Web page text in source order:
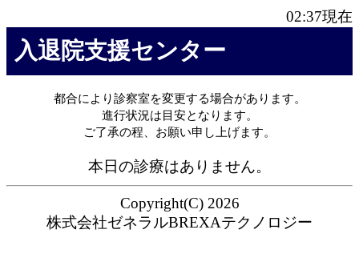
02:37現在
入退院支援センター
都合により診察室を変更する場合があります。
進行状況は目安となります。
ご了承の程、お願い申し上げます。
本日の診療はありません。
Copyright(C) 2026
株式会社ゼネラルBREXAテクノロジー